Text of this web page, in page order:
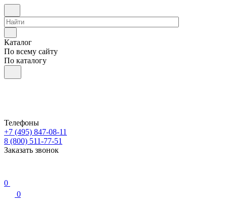
Каталог
По всему сайту
По каталогу
Телефоны
+7 (495) 847-08-11
8 (800) 511-77-51
Заказать звонок
0
0